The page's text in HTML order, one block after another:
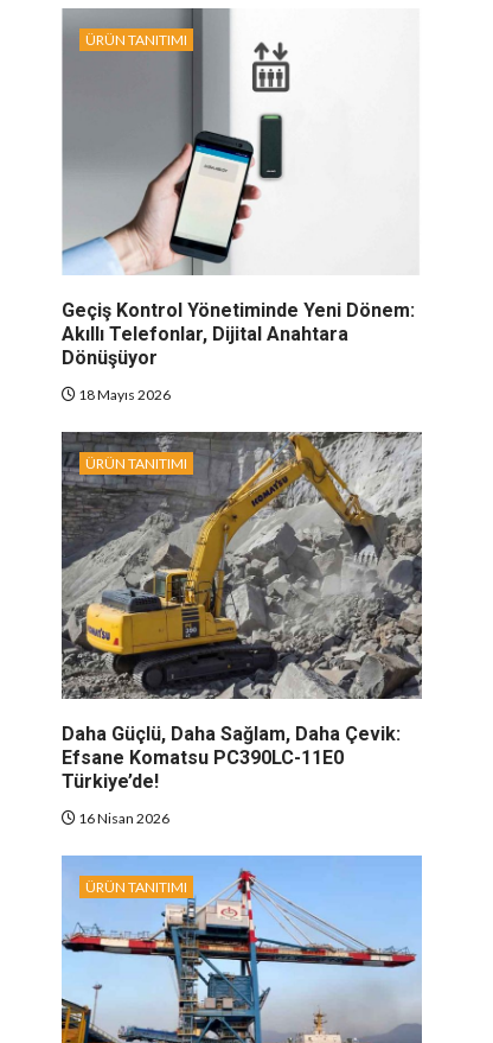
ÜRÜN TANITIMI
Geçiş Kontrol Yönetiminde Yeni Dönem:
Akıllı Telefonlar, Dijital Anahtara
Dönüşüyor
18 Mayıs 2026
ÜRÜN TANITIMI
Daha Güçlü, Daha Sağlam, Daha Çevik:
Efsane Komatsu PC390LC-11E0
Türkiye’de!
16 Nisan 2026
ÜRÜN TANITIMI